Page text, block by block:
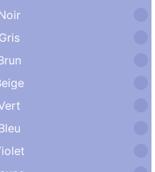
Gris